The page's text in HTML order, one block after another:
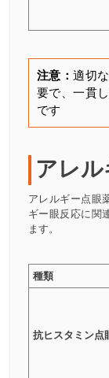
注意：適切
要で、一貫
です
アレ
アレルギー点眼
ギー眼反応に関
ます。
種類
抗ヒスタミン点